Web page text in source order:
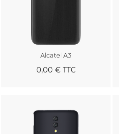
Alcatel A3
0,00 €TTC